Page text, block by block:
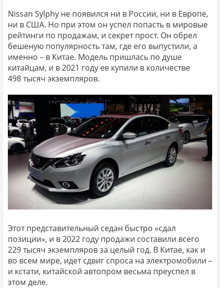
Nissan Sylphy не появился ни в России, ни в Европе,
ни в США. Но при этом он успел попасть в мировые
рейтинги по продажам, и секрет прост. Он обрел
бешеную популярность там, где его выпустили, а
именно – в Китае. Модель пришлась по душе
китайцам, и в 2021 году ее купили в количестве
498 тысяч экземпляров.
Этот представительный седан быстро «сдал
позиции», и в 2022 году продажи составили всего
229 тысяч экземпляров за целый год. В Китае, как и
во всем мире, идет сдвиг спроса на электромобили –
и кстати, китайской автопром весьма преуспел в
этом деле.